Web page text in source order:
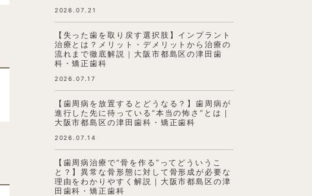
2026.07.21
【失った歯を取り戻す選択肢】インプラント
治療とは？メリット・デメリットから治療の
流れまで徹底解説｜大阪市都島区の津田歯
科・矯正歯科
2026.07.17
【歯周病を放置するとどうなる？】歯周病が
進行した先に待っている“本当の怖さ”とは｜
大阪市都島区の津田歯科・矯正歯科
2026.07.14
【歯周病治療で“骨を作る”ってどういうこ
と？】異常な骨形態に対して骨形成が必要な
理由をわかりやすく解説｜大阪市都島区の津
田歯科・矯正歯科